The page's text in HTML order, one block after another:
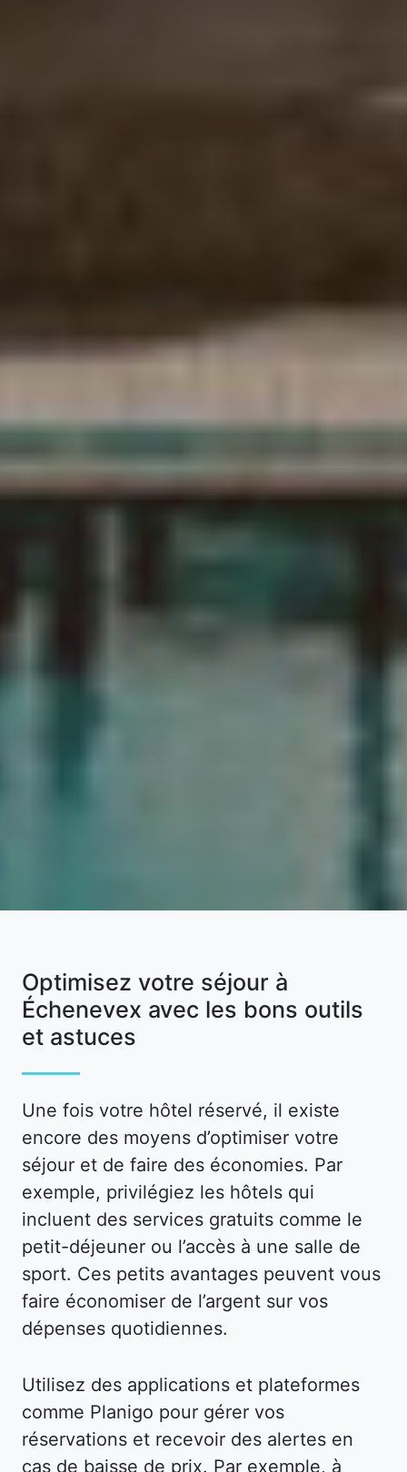
Optimisez votre séjour à
Échenevex avec les bons outils
et astuces
Une fois votre hôtel réservé, il existe
encore des moyens d’optimiser votre
séjour et de faire des économies. Par
exemple, privilégiez les hôtels qui
incluent des services gratuits comme le
petit-déjeuner ou l’accès à une salle de
sport. Ces petits avantages peuvent vous
faire économiser de l’argent sur vos
dépenses quotidiennes.
Utilisez des applications et plateformes
comme Planigo pour gérer vos
réservations et recevoir des alertes en
cas de baisse de prix. Par exemple, à